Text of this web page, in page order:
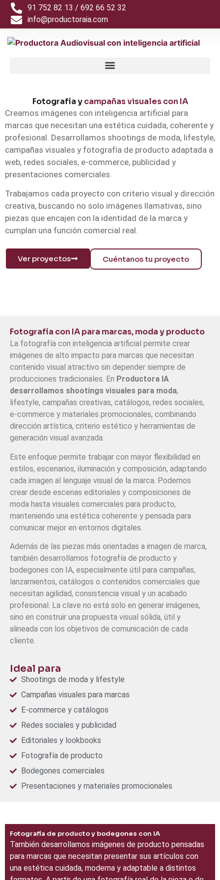
91 752 82 13 / 692 66 52 32
info@productoraia.com
Fotografía ycampañas visuales con IA
Creamos imágenes con inteligencia artificial para
marcas que necesitan una estética cuidada, coherente y
profesional. Desarrollamos shootings de moda, lifestyle,
campañas visuales y fotografía de producto adaptada a
web, redes sociales, e-commerce, publicidad y
presentaciones comerciales.
Trabajamos cada proyecto con criterio visual y dirección
creativa, buscando no solo imágenes llamativas, sino
piezas que encajen con la identidad de la marca y
cumplan una función comercial real.
Ver proyectos Cuéntanos tu proyecto
Fotografía con IA para marcas, moda y producto
La fotografía con inteligencia artificial permite crear
imágenes de alto impacto para marcas que necesitan
contenido visual atractivo sin depender siempre de
producciones tradicionales. En Productora IA
desarrollamos shootings visuales para moda,
lifestyle, campañas creativas, catálogos, redes sociales,
e-commerce y materiales promocionales, combinando
dirección artística, criterio estético y herramientas de
generación visual avanzada.
Este enfoque permite trabajar con mayor flexibilidad en
estilos, escenarios, iluminación y composición, adaptando
cada imagen al lenguaje visual de la marca. Podemos
crear desde escenas editoriales y composiciones de
moda hasta visuales comerciales para producto,
manteniendo una estética coherente y pensada para
comunicar mejor en entornos digitales.
Además de las piezas más orientadas a imagen de marca,
también desarrollamos fotografía de producto y
bodegones con IA, especialmente útil para campañas,
lanzamientos, catálogos o contenidos comerciales que
necesitan agilidad, consistencia visual y un acabado
profesional. La clave no está solo en generar imágenes,
sino en construir una propuesta visual sólida, útil y
alineada con los objetivos de comunicación de cada
cliente.
Ideal para
Shootings de moda y lifestyle
Campañas visuales para marcas
E-commerce y catálogos
Redes sociales y publicidad
Editoriales y lookbooks
Fotografía de producto
Bodegones comerciales
Presentaciones y materiales promocionales
Fotografía de producto y bodegones con IA
También desarrollamos imágenes de producto pensadas
para marcas que necesitan presentar sus artículos con
una estética cuidada, moderna y adaptable a distintos